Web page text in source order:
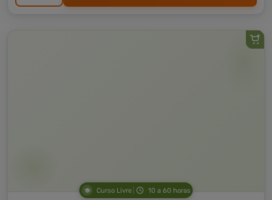
Curso Livre 10 a 60 horas